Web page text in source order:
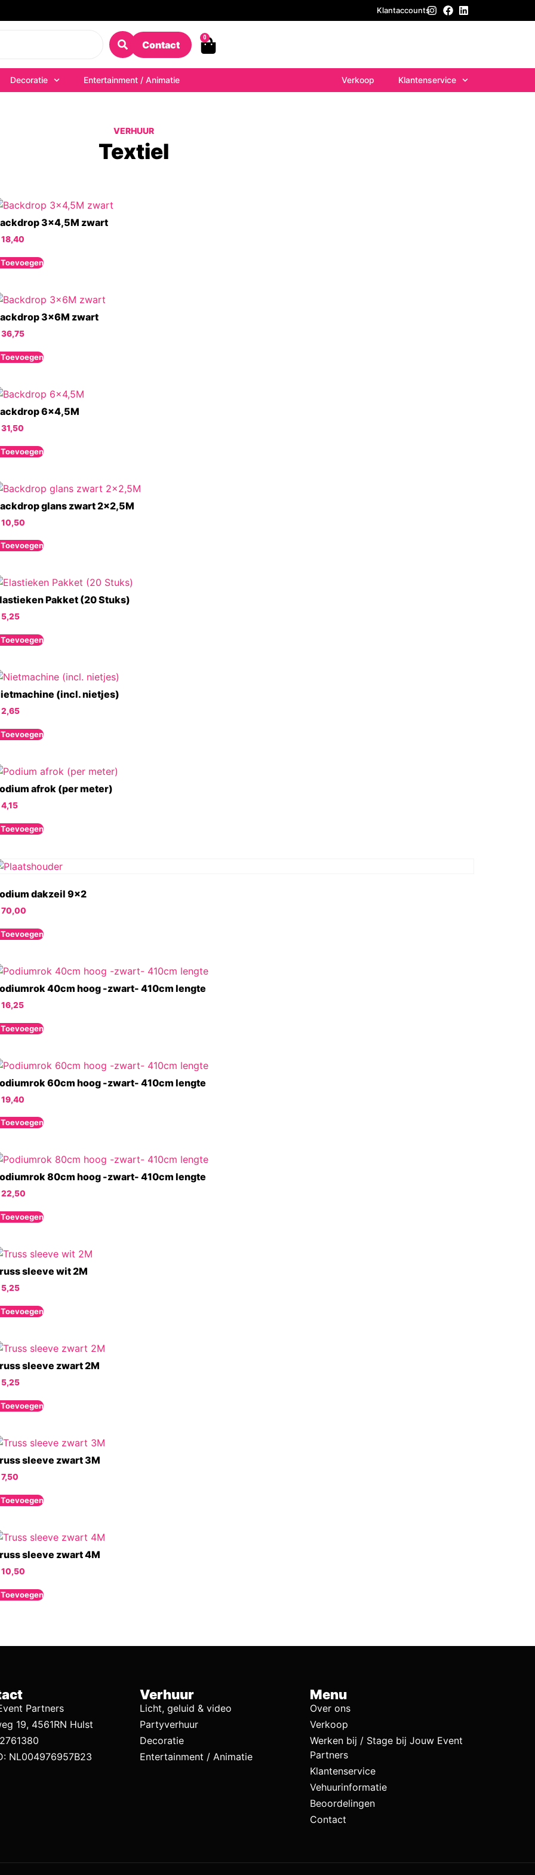
Klantaccounts
Contact
0
Decoratie Entertainment / Animatie Verkoop Klantenservice
VERHUUR
Textiel
3×4,5M zwart
18,40
3x6M zwart
36,75
6×4,5M
31,50
glans zwart 2×2,5M
10,50
Pakket (20 Stuks)
5,25
(incl. nietjes)
2,65
afrok (per meter)
4,15
dakzeil 9×2
70,00
40cm hoog -zwart- 410cm lengte
16,25
60cm hoog -zwart- 410cm lengte
19,40
80cm hoog -zwart- 410cm lengte
22,50
sleeve wit 2M
5,25
sleeve zwart 2M
5,25
sleeve zwart 3M
7,50
sleeve zwart 4M
10,50
Partners
19, 4561RN Hulst
NL004976957B23
Verhuur
Licht, geluid & video
Partyverhuur
Decoratie
Entertainment / Animatie
Menu
Over ons
Verkoop
Werken bij / Stage bij Jouw Event
Partners
Klantenservice
Vehuurinformatie
Beoordelingen
Contact